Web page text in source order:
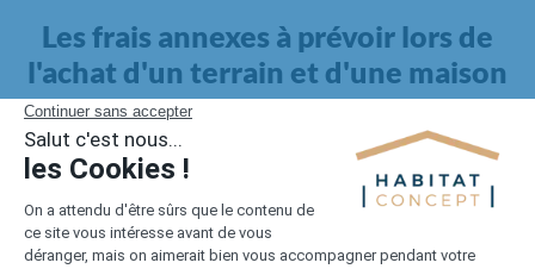
Les frais annexes à prévoir lors de
l'achat d'un terrain et d'une maison
Il faut également intégrer à votre budget, les
pour la maison. Outre l'achat du terrain et la construction, il
faut prendre en compte la viabilisation si elle n'est pas
proposée par le constructeur. Les frais de raccordements et les
taxes éventuelles coûtent entre 5 000 et 15 000 euros selon la
localisation du terrain et son accès.